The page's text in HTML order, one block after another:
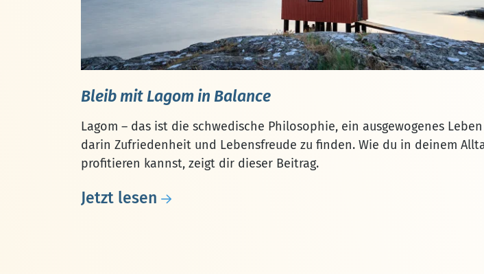
Bleib mit Lagom in Balance
Lagom – das ist die schwedische Philosophie, ein ausgewogenes
darin Zufriedenheit und Lebensfreude zu finden. Wie du in deinem
profitieren kannst, zeigt dir dieser Beitrag.
Jetzt lesen